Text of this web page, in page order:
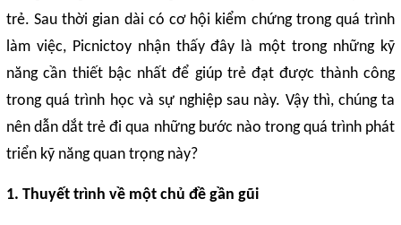
trẻ. Sau thời gian dài có cơ hội kiểm chứng trong quá trình
làm việc, Picnictoy nhận thấy đây là một trong những kỹ
năng cần thiết bậc nhất để giúp trẻ đạt được thành công
trong quá trình học và sự nghiệp sau này. Vậy thì, chúng ta
nên dẫn dắt trẻ đi qua những bước nào trong quá trình phát
triển kỹ năng quan trọng này?
1. Thuyết trình về một chủ đề gần gũi